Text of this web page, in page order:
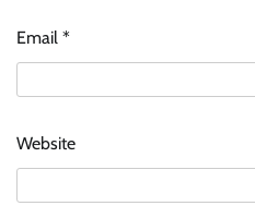
Email *
Website